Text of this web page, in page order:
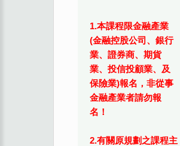
1.本課程限金融產業
(金融控股公司、銀行
業、證券商、期貨
業、投信投顧業、及
保險業)報名，非從事
金融產業者請勿報
名！
2.有關原規劃之課程主